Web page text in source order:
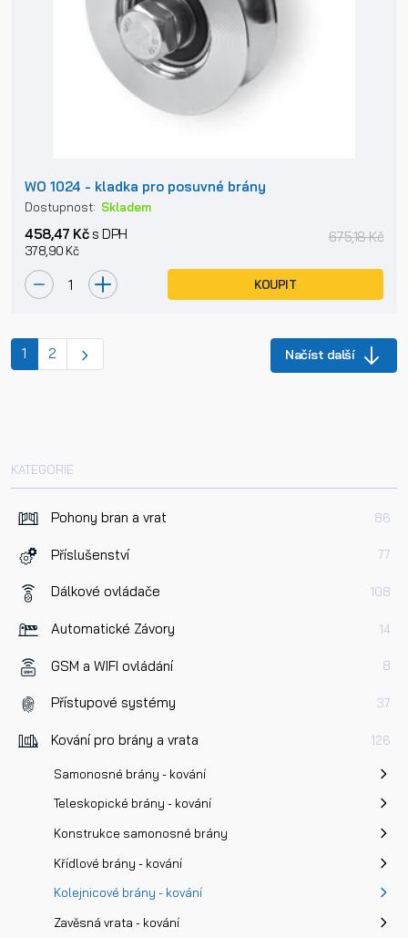
KATEGORIE
Pohony bran a vrat 86
Příslušenství 77
Dálkové ovládače 108
Automatické Závory 14
GSM a WIFI ovládání 8
Přístupové systémy 37
Kování pro brány a vrata 126
Samonosné brány - kování
Teleskopické brány - kování
Konstrukce samonosné brány
Křídlové brány - kování
Kolejnicové brány - kování
Zavěsná vrata - kování
WO 1024 - kladka pro posuvné brány
Dostupnost: Skladem
458,47 Kčs DPH
378,90 Kč
675,18 Kč
KOUPIT
1 (current)
2 Načíst další